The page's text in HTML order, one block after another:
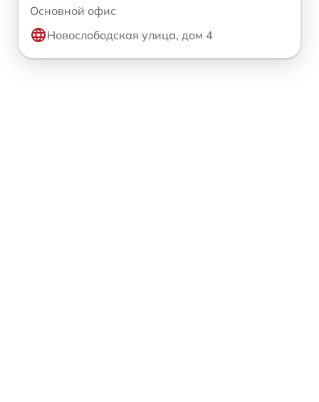
Основной офис
Новослободская улица, дом 4